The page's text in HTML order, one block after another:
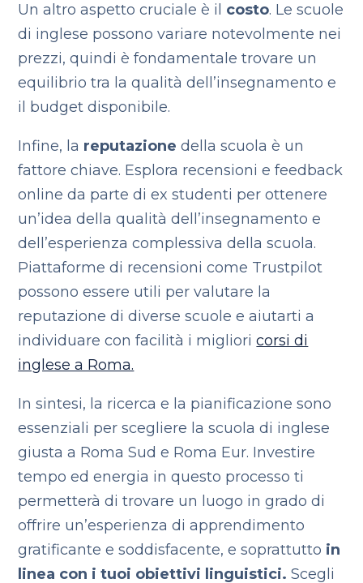
Un altro aspetto cruciale è il costo. Le scuole
di inglese possono variare notevolmente nei
prezzi, quindi è fondamentale trovare un
equilibrio tra la qualità dell’insegnamento e
il budget disponibile.
Infine, la reputazionedella scuola è un
fattore chiave. Esplora recensioni e feedback
online da parte di ex studenti per ottenere
un’idea della qualità dell’insegnamento e
dell’esperienza complessiva della scuola.
Piattaforme di recensioni come Trustpilot
possono essere utili per valutare la
reputazione di diverse scuole e aiutarti a
individuare con facilità i miglioricorsi di
inglese a Roma.
In sintesi, la ricerca e la pianificazione sono
essenziali per scegliere la scuola di inglese
giusta a Roma Sud e Roma Eur. Investire
tempo ed energia in questo processo ti
permetterà di trovare un luogo in grado di
offrire un’esperienza di apprendimento
gratificante e soddisfacente, e soprattutto in
linea con i tuoi obiettivi linguistici.Scegli